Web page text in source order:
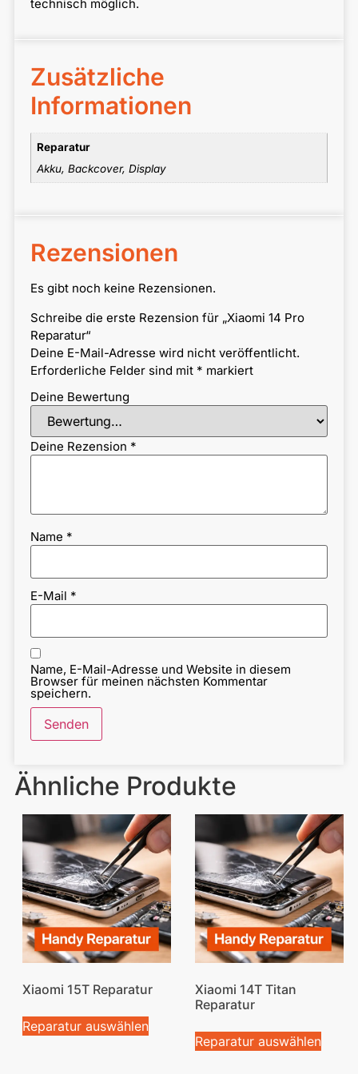
technisch möglich.
Zusätzliche
Informationen
Reparatur
Akku, Backcover, Display
Rezensionen
Es gibt noch keine Rezensionen.
Schreibe die erste Rezension für „Xiaomi 14 Pro
Reparatur“
Deine E-Mail-Adresse wird nicht veröffentlicht.
Erforderliche Felder sind mit * markiert
Deine Bewertung
Deine Rezension *
Name *
E-Mail *
Name, E-Mail-Adresse und Website in diesem
Browser für meinen nächsten Kommentar
speichern.
Ähnliche Produkte
Xiaomi 15T Reparatur
Reparatur auswählen
Xiaomi 14T Titan
Reparatur
Reparatur auswählen